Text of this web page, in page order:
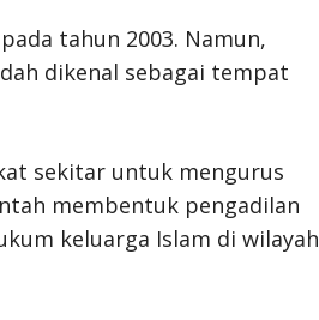
tahun 2003. Namun,
dikenal sebagai tempat
sekitar untuk mengurus
membentuk pengadilan
keluarga Islam di wilayah